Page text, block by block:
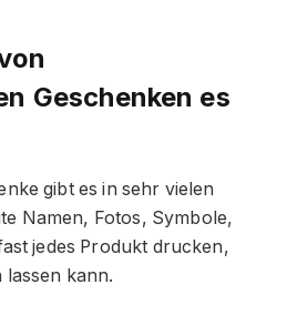
Geschenken es
gibt es in sehr vielen
Namen, Fotos, Symbole,
jedes Produkt drucken,
kann.